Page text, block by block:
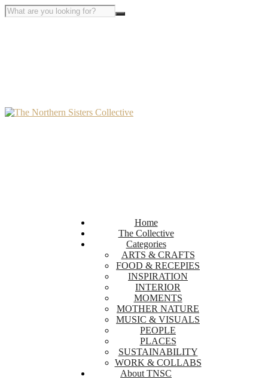
Home
The Collective
Categories
ARTS & CRAFTS
FOOD & RECEPIES
INSPIRATION
INTERIOR
MOMENTS
MOTHER NATURE
MUSIC & VISUALS
PEOPLE
PLACES
SUSTAINABILITY
WORK & COLLABS
About TNSC